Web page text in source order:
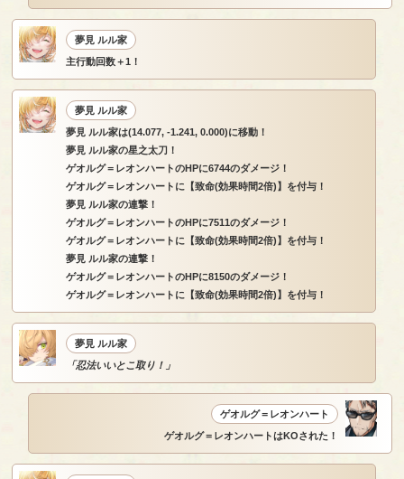
夢見 ルル家
主行動回数＋1！
夢見 ルル家
夢見 ルル家は(14.077, -1.241, 0.000)に移動！
夢見 ルル家の星之太刀！
ゲオルグ＝レオンハートのHPに6744のダメージ！
ゲオルグ＝レオンハートに【致命(効果時間2倍)】を付与！
夢見 ルル家の連撃！
ゲオルグ＝レオンハートのHPに7511のダメージ！
ゲオルグ＝レオンハートに【致命(効果時間2倍)】を付与！
夢見 ルル家の連撃！
ゲオルグ＝レオンハートのHPに8150のダメージ！
ゲオルグ＝レオンハートに【致命(効果時間2倍)】を付与！
夢見 ルル家
「忍法いいとこ取り！」
ゲオルグ＝レオンハート
ゲオルグ＝レオンハートはKOされた！